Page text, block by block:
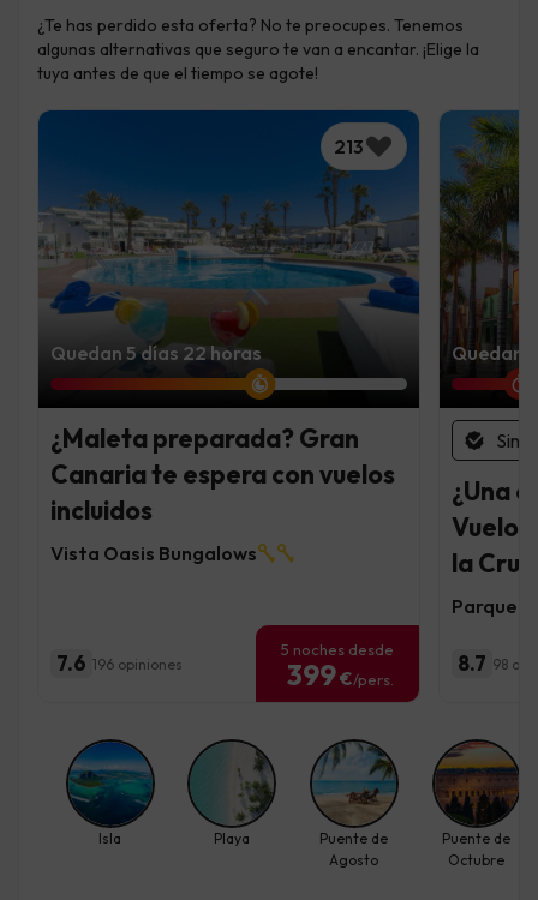
¿Te has perdido esta oferta? No te preocupes. Tenemos
algunas alternativas que seguro te van a encantar. ¡Elige la
tuya antes de que el tiempo se agote!
213
Quedan 5 días 22 horas
¿Maleta preparada? Gran
Canaria te espera con vuelos
incluidos
Vista Oasis Bungalows
7.6 196 opiniones
5 noches desde
399€/pers.
Quedan
Sin
¿Una
la Cruz
Parque
8.7 98
Isla Playa
Puente de
Agosto
Puente de
Octubre